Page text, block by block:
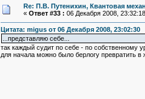
Re: П.В. Путенихин, Квантовая
« Ответ #33 : 06 Декабря 2008,
Цитата: migus от 06 Декабря 2008, 23:02:30
...представляю себе...
так каждый судит по себе - по собственному
для начала можно было берлогу превратить в